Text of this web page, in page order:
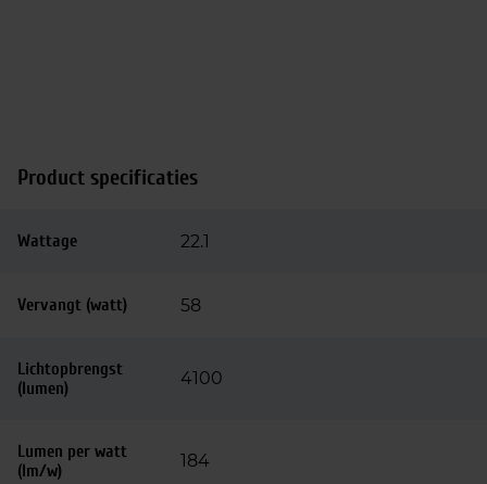
Product specificaties
Wattage 22.1
Vervangt (watt) 58
Lichtopbrengst
(lumen)
4100
Lumen per watt
(lm/w)
184